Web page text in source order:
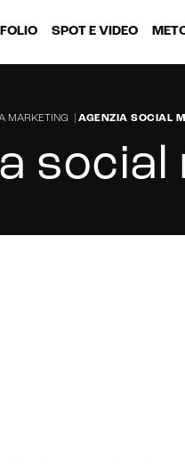
SPOT E VIDEO
MARKETING AGENZIA SOCIAL